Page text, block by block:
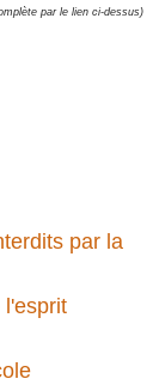
par le lien ci-dessus)
par la
l'esprit